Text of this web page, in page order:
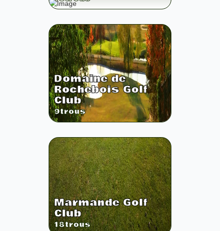
Domaine de
Rochebois Golf
Club
9trous
Marmande Golf
Club
18trous